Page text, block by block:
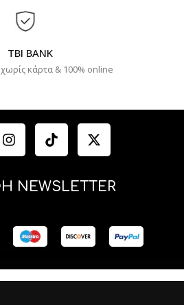
TBI BANK
χωρίς κάρτα & 100% online
NEWSLETTER